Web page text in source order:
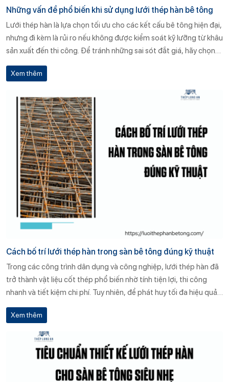
Những vấn đề phổ biến khi sử dụng lưới thép hàn bê tông
Lưới thép hàn là lựa chọn tối ưu cho các kết cấu bê tông hiện đại,
nhưng đi kèm là rủi ro nếu không được kiểm soát kỹ lưỡng từ khâu
sản xuất đến thi công. Để tránh những sai sót đắt giá, hãy chọn
đơn vị uy tín như Thép Long An, nơi chất lượng được cam kết
bằng cả quy trình và dịch vụ.
Xem thêm
Cách bố trí lưới thép hàn trong sàn bê tông đúng kỹ thuật
Trong các công trình dân dụng và công nghiệp, lưới thép hàn đã
trở thành vật liệu cốt thép phổ biến nhờ tính tiện lợi, thi công
nhanh và tiết kiệm chi phí. Tuy nhiên, để phát huy tối đa hiệu quả
hàn đúng kỹ thuật là yếu tố bắt buộc. Bài viết này sẽ phân tích chi
tiết cách bố trí lưới thép hàn trong sàn bê tông, tiêu chuẩn kỹ
thuật cần tuân thủ và những lưu ý quan trọng.
Xem thêm